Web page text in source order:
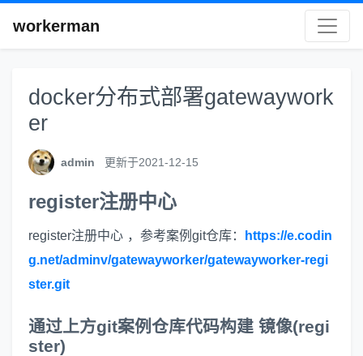
workerman
docker分布式部署gatewaywork
er
admin 更新于2021-12-15
register注册中心
register注册中心 ，参考案例git仓库：
https://e.codin
g.net/adminv/gatewayworker/gatewayworker-regi
ster.git
通过上方git案例仓库代码构建 镜像(regi
ster)